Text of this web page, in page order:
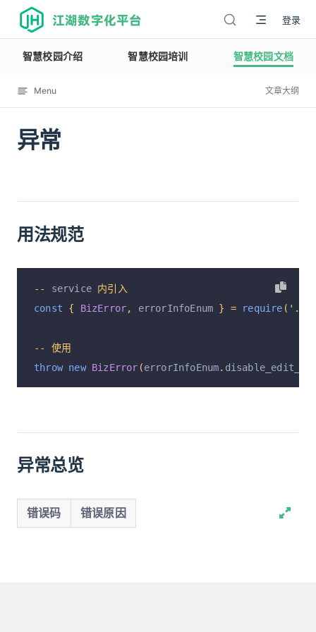
江湖数字化平台 登录
智慧校园介绍 智慧校园培训 智慧校园文档
Menu 文章大纲
异常
12114
用法规范
-- service 内引入
const
{ BizError, errorInfoEnum } = require ( '../
--
使用
throw new BizError (errorInfoEnum.
异常总览
错误码 错误原因